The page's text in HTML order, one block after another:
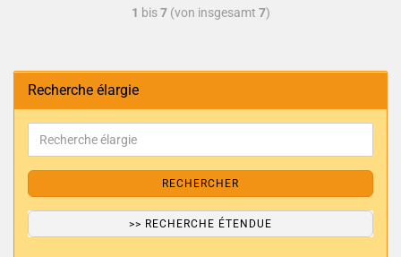
1 bis7(von insgesamt 7)
Recherche élargie
RECHERCHER
>> RECHERCHE ÉTENDUE